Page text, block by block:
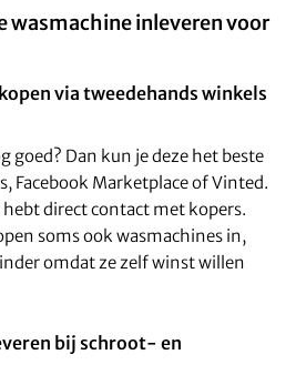
wasmachine inleveren voor
via tweedehands winkels
goed? Dan kun je deze het beste
Facebook Marketplace of Vinted.
hebt direct contact met kopers.
soms ook wasmachines in,
omdat ze zelf winst willen
bij schroot- en